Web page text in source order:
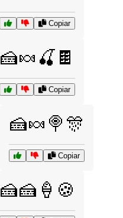
Copiar
🍰🍬🍒🍫
Copiar
🍰🍬🍭🎊
Copiar
🍰🍰🍦🍪